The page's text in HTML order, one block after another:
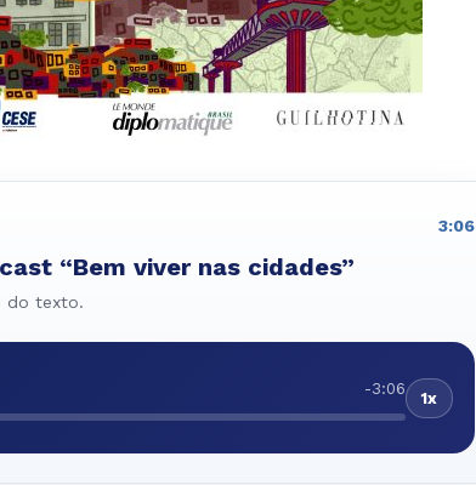
“Bem viver nas cidades”
do texto.
3:06
-3:06 1x